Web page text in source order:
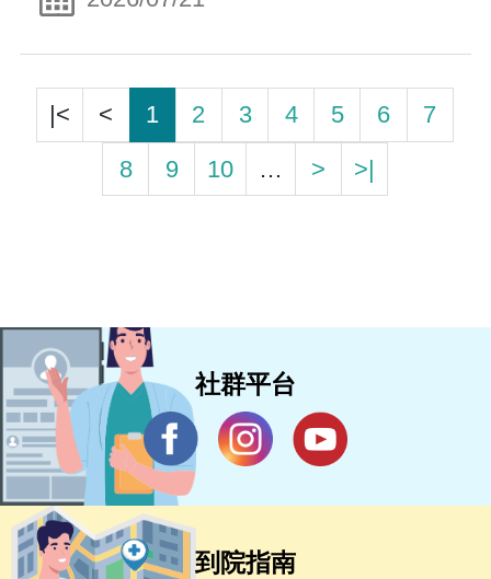
|< < 1 2 3 4 5 6
7
8
9 10 … > >|
社群平台
到院指南